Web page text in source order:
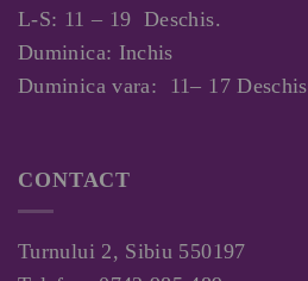
L-S: 11 – 19 Deschis.
Duminica: Inchis
Duminica vara: 11– 17 Deschis
CONTACT
Turnului 2, Sibiu 550197